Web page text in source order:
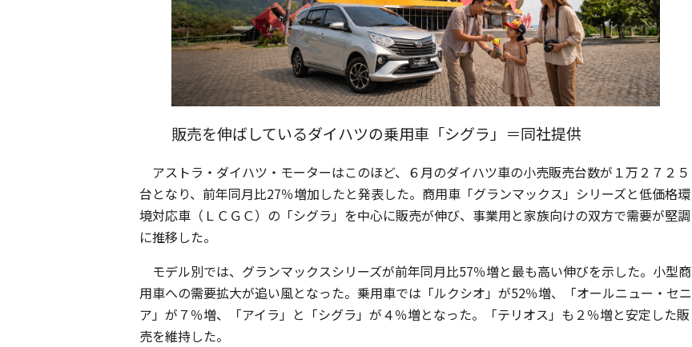
販売を伸ばしているダイハツの乗用車「シグラ」＝同社提供
アストラ・ダイハツ・モーターはこのほど、６月のダイハツ車の小売販売台数が１万２７２５
台となり、前年同月比27％増加したと発表した。商用車「グランマックス」シリーズと低価格環
境対応車（ＬＣＧＣ）の「シグラ」を中心に販売が伸び、事業用と家族向けの双方で需要が堅調
に推移した。
モデル別では、グランマックスシリーズが前年同月比57％増と最も高い伸びを示した。小型商
用車への需要拡大が追い風となった。乗用車では「ルクシオ」が52％増、「オールニュー・セニ
ア」が７％増、「アイラ」と「シグラ」が４％増となった。「テリオス」も２％増と安定した販
売を維持した。